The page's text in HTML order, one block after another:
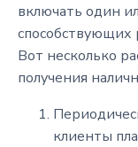
включать один
Вот несколько
получения
клиенты